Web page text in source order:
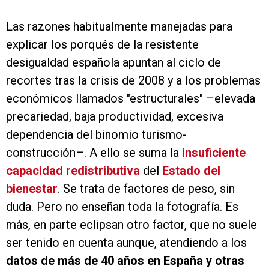
Las razones habitualmente manejadas para
explicar los porqués de la resistente
desigualdad española apuntan al ciclo de
recortes tras la crisis de 2008 y a los problemas
económicos llamados "estructurales" –elevada
precariedad, baja productividad, excesiva
dependencia del binomio turismo-
construcción–. A ello se suma la insuficiente
capacidad redistributiva del Estado del
bienestar. Se trata de factores de peso, sin
duda. Pero no enseñan toda la fotografía. Es
más, en parte eclipsan otro factor, que no suele
ser tenido en cuenta aunque, atendiendo a los
datos de más de 40 años en España y otras